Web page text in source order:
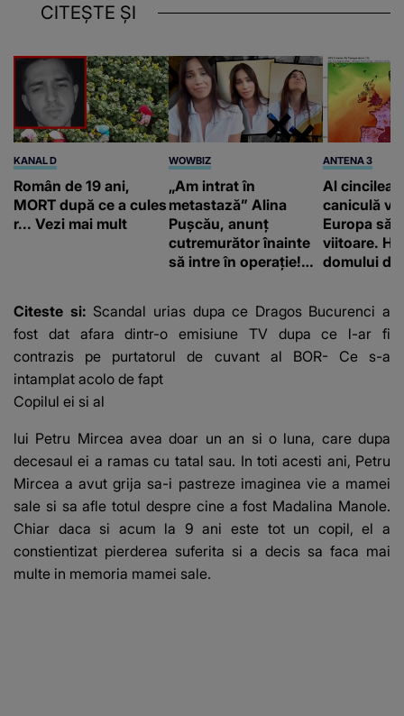
CITEȘTE ȘI
KANAL D
Român de 19 ani,
MORT după ce a cules
r... Vezi mai mult
WOWBIZ
„Am intrat în
metastază” Alina
Pușcău, anunț
cutremurător înainte
să intre în operație!
fanilor
ANTENA 3
Al cincilea
caniculă
Europa
viitoare.
domului de
Citeste si: Scandal urias dupa ce Dragos Bucurenci a
fost dat afara dintr-o emisiune TV dupa ce l-ar fi
contrazis pe purtatorul de cuvant al BOR- Ce s-a
intamplat acolo de fapt
Copilul ei si al
lui Petru Mircea avea doar un an si o luna, care dupa
decesaul ei a ramas cu tatal sau. In toti acesti ani, Petru
Mircea a avut grija sa-i pastreze imaginea vie a mamei
sale si sa afle totul despre cine a fost Madalina Manole.
Chiar daca si acum la 9 ani este tot un copil, el a
constientizat pierderea suferita si a decis sa faca mai
multe in memoria mamei sale.